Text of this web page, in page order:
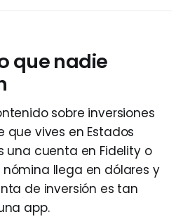
que nadie
sobre inversiones
que vives en Estados
una cuenta en Fidelity o
llega en dólares y
de inversión es tan
app.